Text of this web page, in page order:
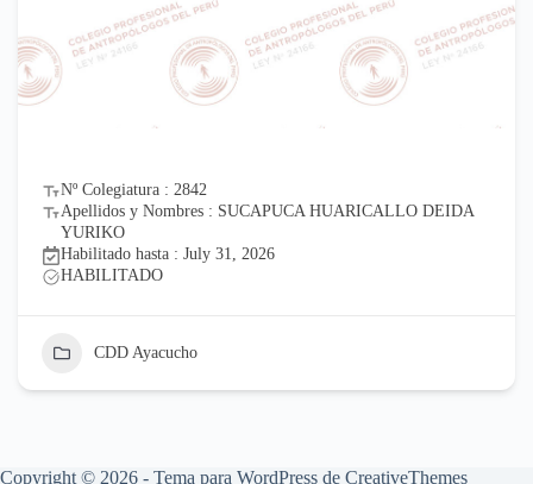
Nº Colegiatura : 2842
Apellidos y Nombres : SUCAPUCA HUARICALLO DEIDA
YURIKO
Habilitado hasta : July 31, 2026
HABILITADO
CDD Ayacucho
Copyright © 2026 - Tema para WordPress de CreativeThemes